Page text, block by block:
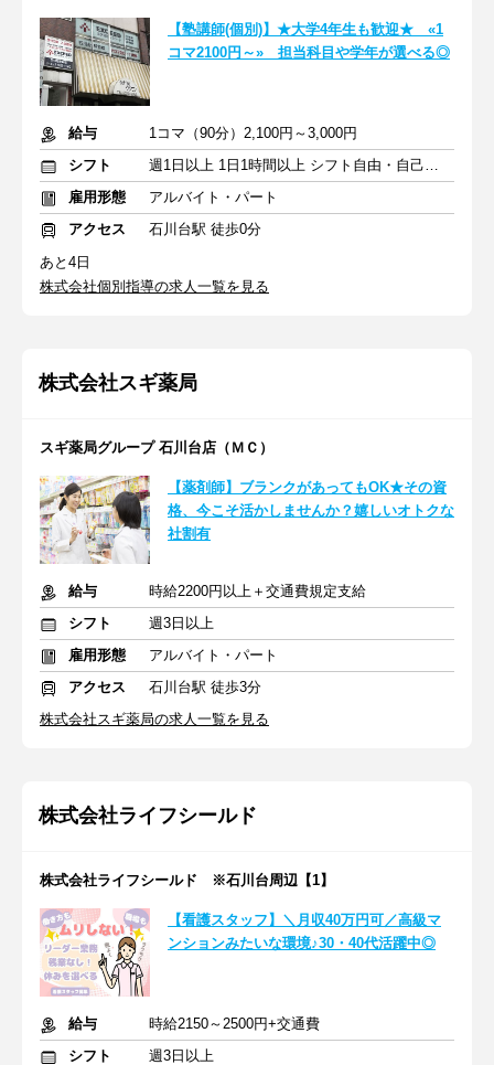
【塾講師(個別)】★大学4年生も歓迎★ «1
コマ2100円～» 担当科目や学年が選べる◎
給与
1コマ（90分）2,100円～3,000円
シフト
週1日以上 1日1時間以上 シフト自由・自己申告
雇用形態
アルバイト・パート
アクセス
石川台駅 徒歩0分
あと4日
株式会社個別指導の求人一覧を見る
株式会社スギ薬局
スギ薬局グループ 石川台店（ＭＣ）
【薬剤師】ブランクがあってもOK★その資
格、今こそ活かしませんか？嬉しいオトクな
社割有
給与
時給2200円以上＋交通費規定支給
シフト
週3日以上
雇用形態
アルバイト・パート
アクセス
石川台駅 徒歩3分
株式会社スギ薬局の求人一覧を見る
株式会社ライフシールド
株式会社ライフシールド ※石川台周辺【1】
【看護スタッフ】＼月収40万円可／高級マ
ンションみたいな環境♪30・40代活躍中◎
給与
時給2150～2500円+交通費
シフト
週3日以上